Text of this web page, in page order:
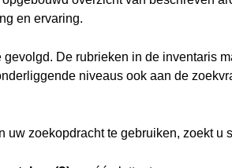
en ervaring.
De rubrieken in de inventaris
niveaus ook aan de
uw zoekopdracht te gebruiken, zoekt u